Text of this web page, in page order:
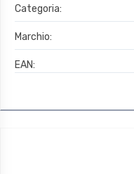
Categoria:
Marchio:
EAN: